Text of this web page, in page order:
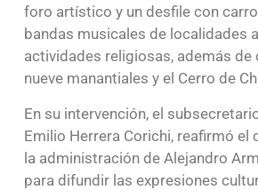
foro artístico y un desfile con
bandas musicales de localidades
actividades religiosas, además de
nueve manantiales y el Cerro de
En su intervención, el
Emilio Herrera Corichi, reafirmó el
la administración de Alejandro
para difundir las expresiones